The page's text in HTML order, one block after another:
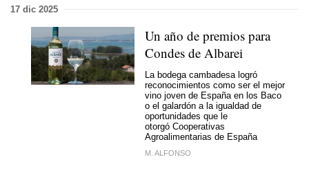
17 dic 2025
Un año de premios para
Condes de Albarei
La bodega cambadesa logró
reconocimientos como ser el mejor
vino joven de España en los Baco
o el galardón a la igualdad de
oportunidades que le
otorgó Cooperativas
Agroalimentarias de España
M. ALFONSO